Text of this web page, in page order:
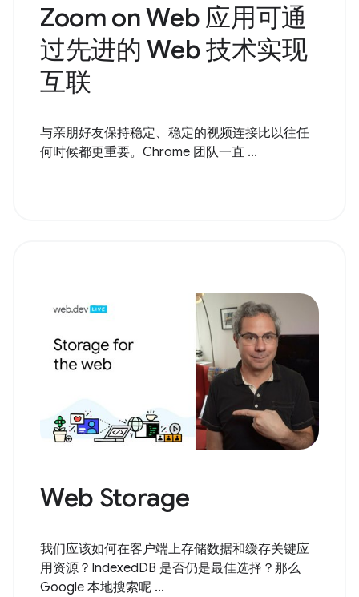
Zoom on Web 应用可通
过先进的 Web 技术实现
互联
与亲朋好友保持稳定、稳定的视频连接比以往任
何时候都更重要。Chrome 团队一直 ...
Web Storage
我们应该如何在客户端上存储数据和缓存关键应
用资源？IndexedDB 是否仍是最佳选择？那么
Google 本地搜索呢 ...